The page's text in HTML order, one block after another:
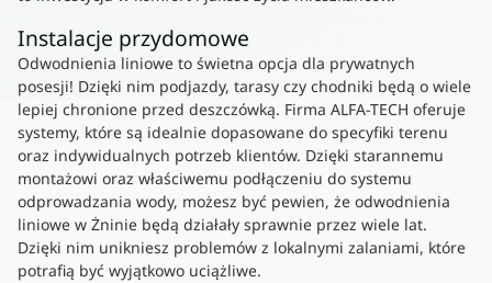
Instalacje przydomowe
Odwodnienia liniowe to świetna opcja dla prywatnych
posesji! Dzięki nim podjazdy, tarasy czy chodniki będą o wiele
lepiej chronione przed deszczówką. Firma ALFA-TECH oferuje
systemy, które są idealnie dopasowane do specyfiki terenu
oraz indywidualnych potrzeb klientów. Dzięki starannemu
montażowi oraz właściwemu podłączeniu do systemu
odprowadzania wody, możesz być pewien, że odwodnienia
liniowe w Żninie będą działały sprawnie przez wiele lat.
Dzięki nim unikniesz problemów z lokalnymi zalaniami, które
potrafią być wyjątkowo uciążliwe.